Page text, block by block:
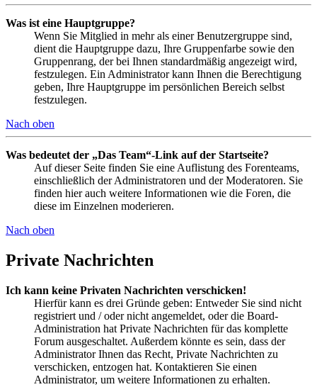
Was ist eine Hauptgruppe?
Wenn Sie Mitglied in mehr als einer Benutzergruppe sind,
dient die Hauptgruppe dazu, Ihre Gruppenfarbe sowie den
Gruppenrang, der bei Ihnen standardmäßig angezeigt wird,
festzulegen. Ein Administrator kann Ihnen die Berechtigung
geben, Ihre Hauptgruppe im persönlichen Bereich selbst
festzulegen.
Nach oben
Was bedeutet der „Das Team“-Link auf der Startseite?
Auf dieser Seite finden Sie eine Auflistung des Forenteams,
einschließlich der Administratoren und der Moderatoren. Sie
finden hier auch weitere Informationen wie die Foren, die
diese im Einzelnen moderieren.
Nach oben
Private Nachrichten
Ich kann keine Privaten Nachrichten verschicken!
Hierfür kann es drei Gründe geben: Entweder Sie sind nicht
registriert und / oder nicht angemeldet, oder die Board-
Administration hat Private Nachrichten für das komplette
Forum ausgeschaltet. Außerdem könnte es sein, dass der
Administrator Ihnen das Recht, Private Nachrichten zu
verschicken, entzogen hat. Kontaktieren Sie einen
Administrator, um weitere Informationen zu erhalten.